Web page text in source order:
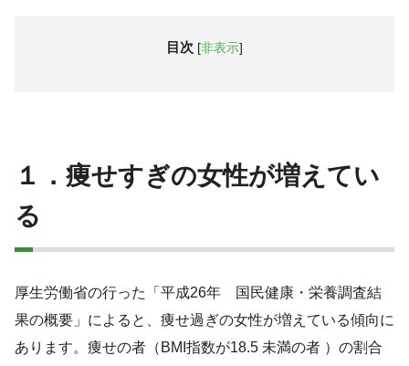
目次 [非表示]
１．痩せすぎの女性が増えてい
る
厚生労働省の行った「平成26年 国民健康・栄養調査結
果の概要」によると、痩せ過ぎの女性が増えている傾向に
あります。痩せの者（BMI指数が18.5 未満の者 ）の割合